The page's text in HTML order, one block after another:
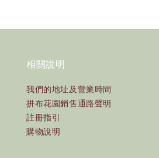
相關說明
我們的地址及營業時間
拼布花園銷售通路聲明
註冊指引
購物說明